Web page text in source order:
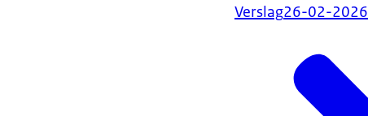
Verslag26-02-2026